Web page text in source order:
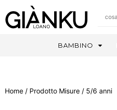
BAMBINO
Home / Prodotto Misure / 5/6 anni